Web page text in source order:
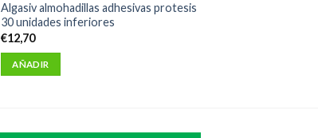
Algasiv almohadillas adhesivas protesis
30 unidades inferiores
€12,70
AÑADIR